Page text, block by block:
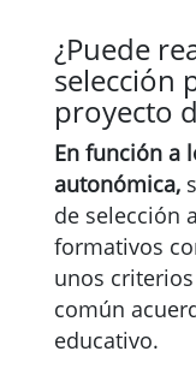
¿Puede
selección
proyecto
En función a
autonómica,
de selección
formativos
unos
común
educativo.